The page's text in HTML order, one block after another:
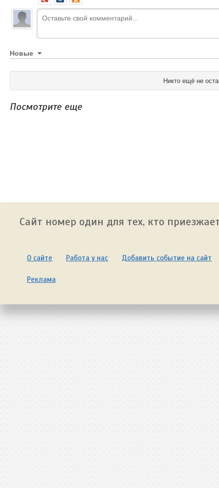
Новые
Никто ещё не
Посмотрите еще
Сайт номер один для тех, кто
О сайте Работа у нас Добавить событие на сайт
Реклама